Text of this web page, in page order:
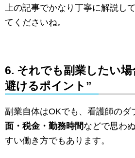
上の記事でかなり丁寧に解説し
てくださいね。
6. それでも副業したい
避けるポイント”
副業自体はOKでも、看護師のダ
面・税金・勤務時間などで思わ
すい働き方でもあります。